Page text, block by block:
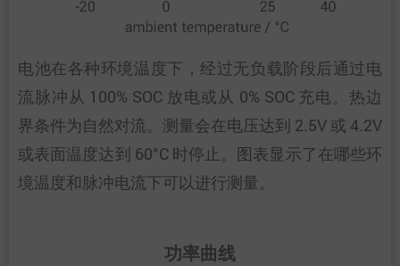
电池在各种环境温度下，经过无负载阶段后通过电
流脉冲从 100% SOC 放电或从 0% SOC 充电。热边
界条件为自然对流。测量会在电压达到 2.5V 或 4.2V
或表面温度达到 60°C 时停止。图表显示了在哪些环
境温度和脉冲电流下可以进行测量。
功率曲线